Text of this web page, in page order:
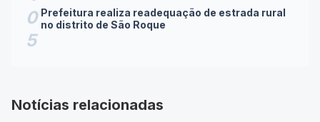
0
5
Prefeitura realiza readequação de estrada rural
no distrito de São Roque
Notícias relacionadas